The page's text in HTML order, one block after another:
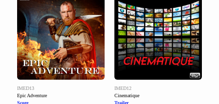
IMED13
Epic Adventure
Score
IMED12
Cinematique
Trailer